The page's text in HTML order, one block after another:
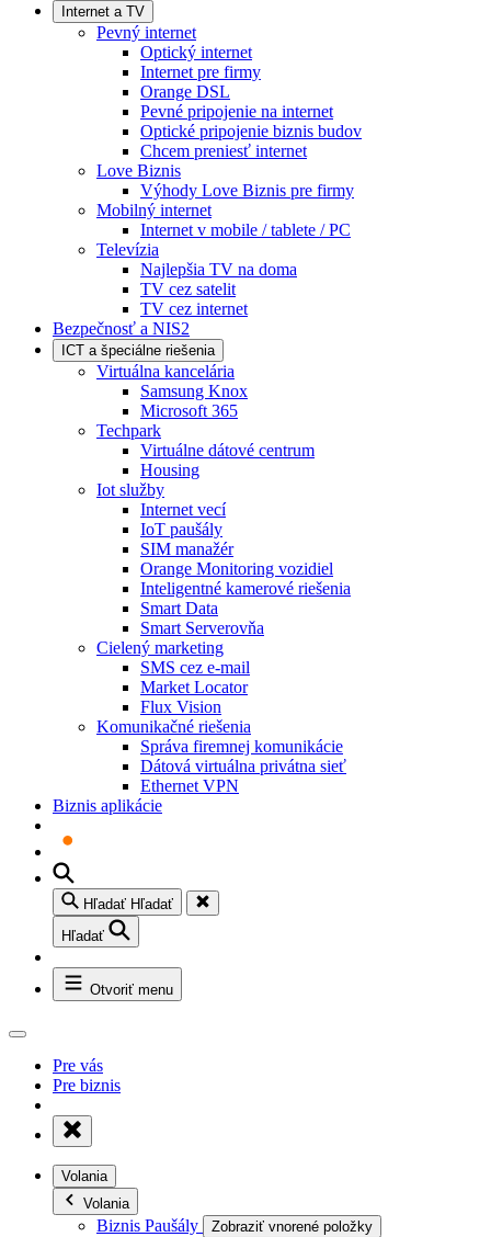
Internet a TV
Pevný internet
Optický internet
Internet pre firmy
Orange DSL
Pevné pripojenie na internet
Optické pripojenie biznis budov
Chcem preniesť internet
Love Biznis
Výhody Love Biznis pre firmy
Mobilný internet
Internet v mobile / tablete / PC
Televízia
Najlepšia TV na doma
TV cez satelit
TV cez internet
Bezpečnosť a NIS2
ICT a špeciálne riešenia
Virtuálna kancelária
Samsung Knox
Microsoft 365
Techpark
Virtuálne dátové centrum
Housing
Iot služby
Internet vecí
IoT paušály
SIM manažér
Orange Monitoring vozidiel
Inteligentné kamerové riešenia
Smart Data
Smart Serverovňa
Cielený marketing
SMS cez e-mail
Market Locator
Flux Vision
Komunikačné riešenia
Správa firemnej komunikácie
Dátová virtuálna privátna sieť
Ethernet VPN
Biznis aplikácie
Hľadať Hľadať
Hľadať
Otvoriť menu
Pre vás
Pre biznis
Volania
Volania
Biznis Paušály Zobraziť vnorené položky